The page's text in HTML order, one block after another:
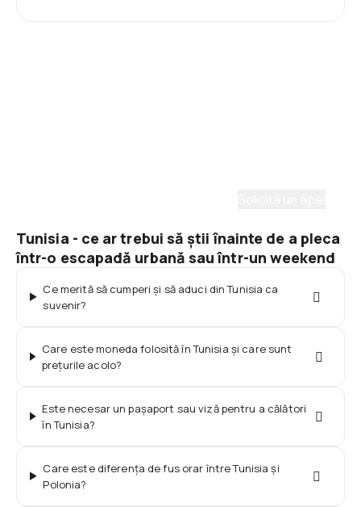
Tunisia - ce ar trebui să știi înainte de a pleca
într-o escapadă urbană sau într-un weekend
Ce merită să cumperi și să aduci din Tunisia ca
suvenir?
Care este moneda folosită în Tunisia și care sunt
prețurile acolo?
Este necesar un pașaport sau viză pentru a călători
în Tunisia?
Care este diferența de fus orar între Tunisia și
Polonia?